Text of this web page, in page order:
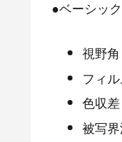
●ベーシック
視野
フィ
色収
被写